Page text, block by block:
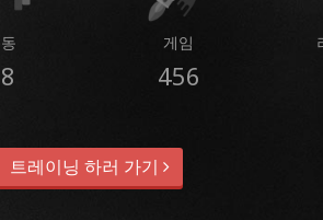
게임
456
트레이닝 하러 가기